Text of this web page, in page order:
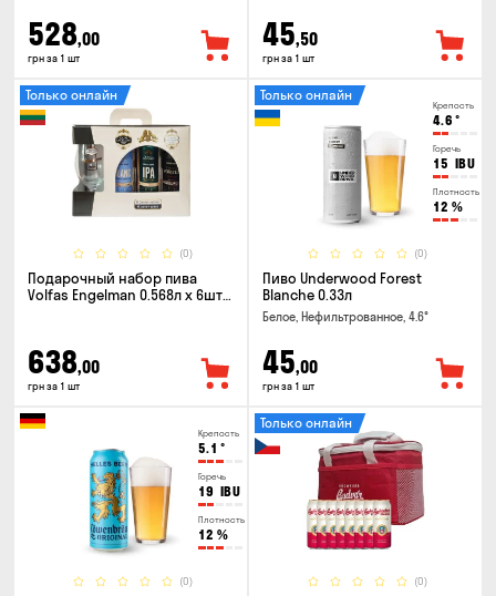
528,00
грн за 1 шт
45,50
грн за 1 шт
(0)
Только онлайн
Подарочный набор пива
Volfas Engelman 0.568л x 6шт +
638,00
грн за 1 шт
Крепость
4.6 °
Горечь
15 IBU
Плотность
12 %
(0)
Только онлайн
Пиво Underwood Forest
Blanche 0.33л
Белое, Нефильтрованное, 4.6°
45,00
грн за 1 шт
Крепость
5.1 °
Горечь
19 IBU
Плотность
12 %
(0) (0)
Только онлайн